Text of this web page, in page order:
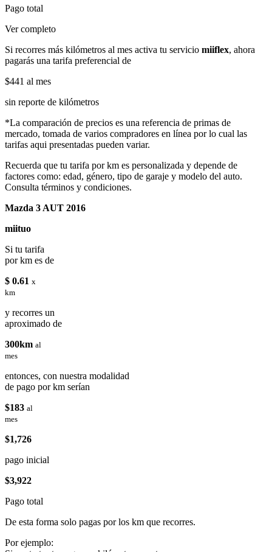
Pago total
Ver completo
Si recorres más kilómetros al mes activa tu servicio miiflex, ahora
pagarás una tarifa preferencial de
$441 al mes
sin reporte de kilómetros
*La comparación de precios es una referencia de primas de
mercado, tomada de varios compradores en línea por lo cual las
tarifas aqui presentadas pueden variar.
Recuerda que tu tarifa por km es personalizada y depende de
factores como: edad, género, tipo de garaje y modelo del auto.
Consulta términos y condiciones.
Mazda 3 AUT 2016
miituo
Si tu tarifa
por km es de
$ 0.61 x
km
y recorres un
aproximado de
300km al
mes
entonces, con nuestra modalidad
de pago por km serían
$183 al
mes
$1,726
pago inicial
$3,922
Pago total
De esta forma solo pagas por los km que recorres.
Por ejemplo: